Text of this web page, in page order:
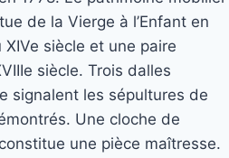
de la Vierge à l’Enfant en
siècle et une paire
siècle. Trois dalles
signalent les sépultures de
Une cloche de
une pièce maîtresse.